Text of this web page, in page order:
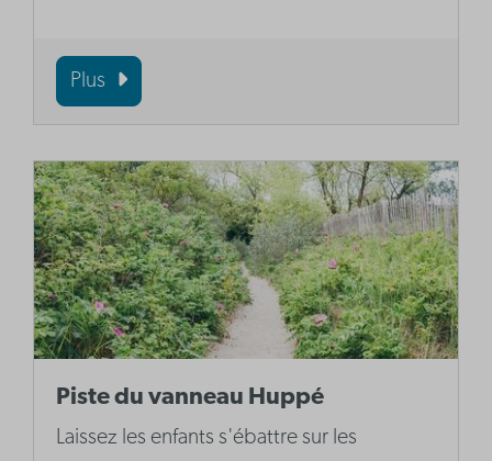
Plus
Piste du vanneau Huppé
Laissez les enfants s'ébattre sur les